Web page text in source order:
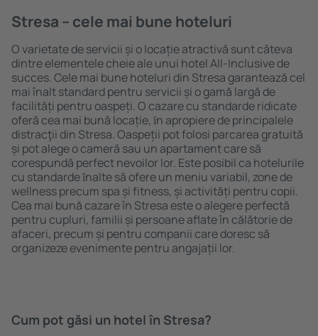
Stresa – cele mai bune hoteluri
O varietate de servicii și o locație atractivă sunt câteva
dintre elementele cheie ale unui hotel All-Inclusive de
succes. Cele mai bune hoteluri din Stresa garantează cel
mai înalt standard pentru servicii și o gamă largă de
facilități pentru oaspeți. O cazare cu standarde ridicate
oferă cea mai bună locație, ȋn apropiere de principalele
distracţii din Stresa. Oaspeții pot folosi parcarea gratuită
și pot alege o cameră sau un apartament care să
corespundă perfect nevoilor lor. Este posibil ca hotelurile
cu standarde ȋnalte să ofere un meniu variabil, zone de
wellness precum spa și fitness, și activități pentru copii.
Cea mai bună cazare în Stresa este o alegere perfectă
pentru cupluri, familii și persoane aflate în călătorie de
afaceri, precum și pentru companii care doresc să
organizeze evenimente pentru angajații lor.
Cum pot găsi un hotel în Stresa?